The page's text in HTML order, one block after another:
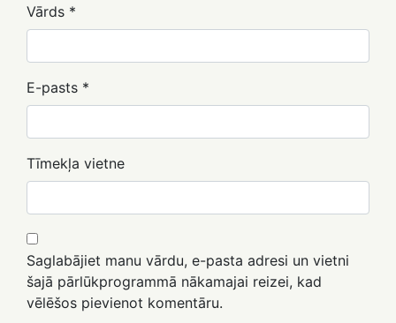
Vārds *
E-pasts *
Tīmekļa vietne
Saglabājiet manu vārdu, e-pasta adresi un vietni
šajā pārlūkprogrammā nākamajai reizei, kad
vēlēšos pievienot komentāru.